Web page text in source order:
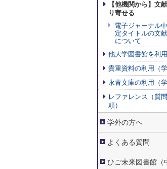
【他機関から】文
り寄せる
電子ジャーナル
定タイトルの文
について
他大学図書館を利
貴重資料の利用（学
永青文庫の利用（学
レファレンス（質
頼）
学外の方へ
よくある質問
ひご未来図書館（